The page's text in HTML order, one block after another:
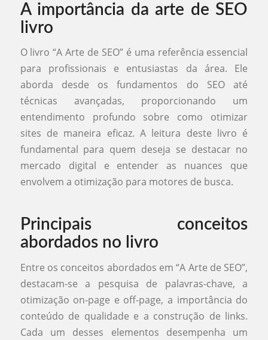
A importância da arte de SEO
livro
O livro “A Arte de SEO” é uma referência essencial
para profissionais e entusiastas da área. Ele
aborda desde os fundamentos do SEO até
técnicas avançadas, proporcionando um
entendimento profundo sobre como otimizar
sites de maneira eficaz. A leitura deste livro é
fundamental para quem deseja se destacar no
mercado digital e entender as nuances que
envolvem a otimização para motores de busca.
Principais conceitos
abordados no livro
Entre os conceitos abordados em “A Arte de SEO”,
destacam-se a pesquisa de palavras-chave, a
otimização on-page e off-page, a importância do
conteúdo de qualidade e a construção de links.
Cada um desses elementos desempenha um